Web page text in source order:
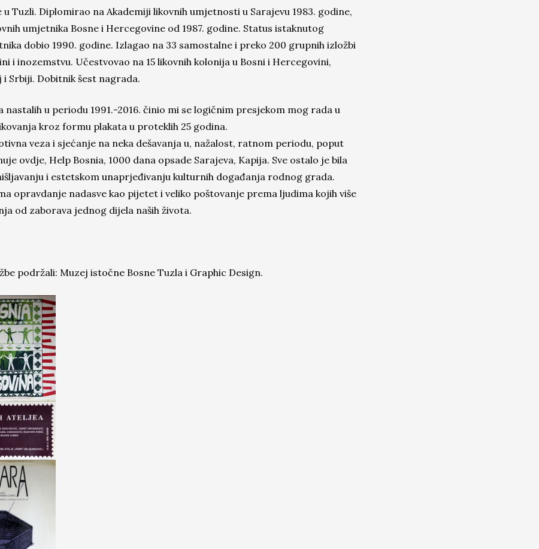
u Tuzli. Diplomirao na Akademiji likovnih umjetnosti u Sarajevu 1983. godine,
umjetnika Bosne i Hercegovine od 1987. godine. Status istaknutog
dobio 1990. godine. Izlagao na 33 samostalne i preko 200 grupnih izložbi
i inozemstvu. Učestvovao na 15 likovnih kolonija u Bosni i Hercegovini,
Srbiji. Dobitnik šest nagrada.
nastalih u periodu 1991.-2016. činio mi se logičnim presjekom mog rada u
kroz formu plakata u proteklih 25 godina.
veza i sjećanje na neka dešavanja u, nažalost, ratnom periodu, poput
ovdje, Help Bosnia, 1000 dana opsade Sarajeva, Kapija. Sve ostalo je bila
i estetskom unaprjeđivanju kulturnih događanja rodnog grada.
opravdanje nadasve kao pijetet i veliko poštovanje prema ljudima kojih više
od zaborava jednog dijela naših života.
podržali: Muzej istočne Bosne Tuzla i Graphic Design.